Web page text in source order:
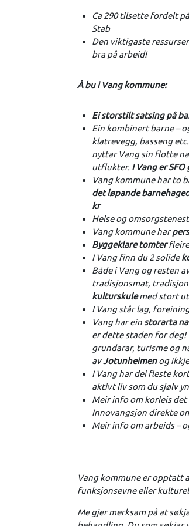
Ca 290 tilsette fordelt
Stab
Den viktigaste
bra på arbeid!
Å bu i Vang kommune:
Ei storstilt satsing på
Ein kombinert barne –
klatrevegg, basseng
nyttar Vang sin flotte
utflukter. I Vang er
Vang kommune har to
det løpande
kr
Helse og
Vang kommune har
Byggeklare tomterfleire
I Vang finn du 2 solide
Både i Vang og resten
tradisjonsmat,
kulturskulemed stort
I Vang står lag,
Vang har ein storarta
er dette staden for deg!
grundarar, turisme og
avJotunheimenog
I Vang har dei fleste
aktivt liv som du sjølv
Meir info om korleis det
Innovangsjon direkte
Meir info om arbeids –
Vang kommune er opptatt
funksjonsevne eller
Me gjer merksam på at